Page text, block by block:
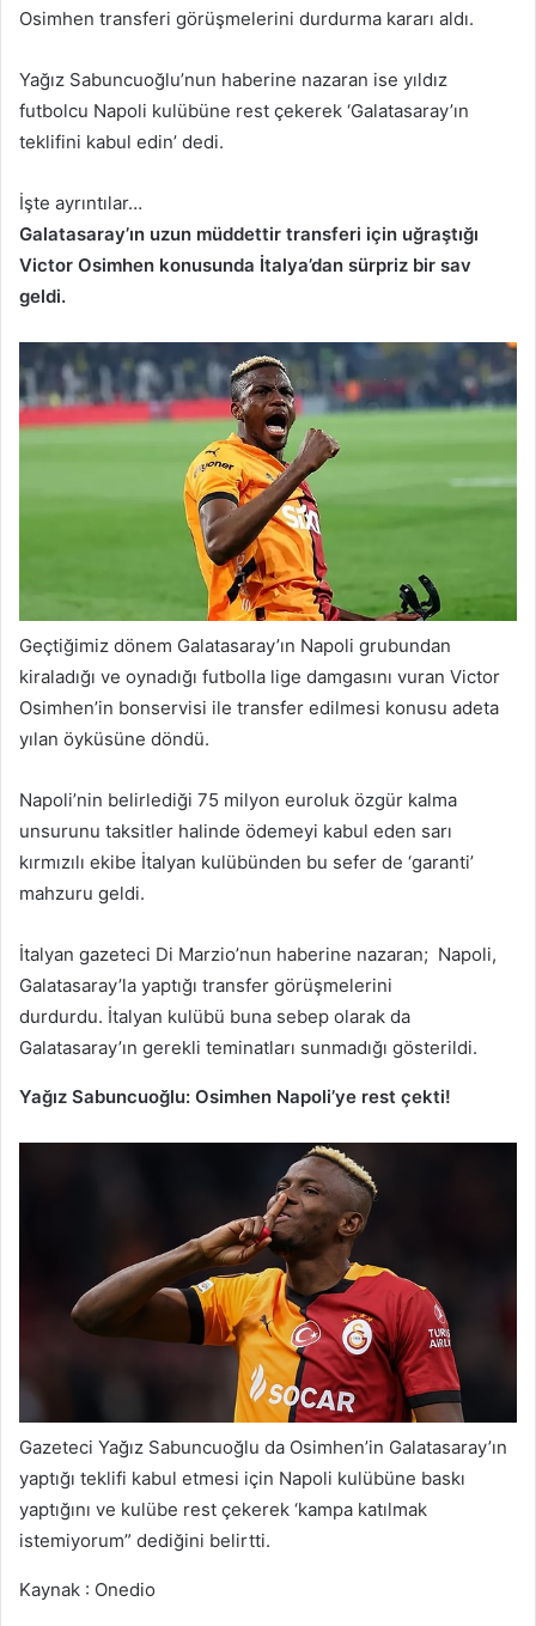
Osimhen transferi görüşmelerini durdurma kararı aldı.
Yağız Sabuncuoğlu’nun haberine nazaran ise yıldız
futbolcu Napoli kulübüne rest çekerek ‘Galatasaray’ın
teklifini kabul edin’ dedi.
İşte ayrıntılar…
Galatasaray’ın uzun müddettir transferi için uğraştığı
Victor Osimhen konusunda İtalya’dan sürpriz bir sav
geldi.
Geçtiğimiz dönem Galatasaray’ın Napoli grubundan
kiraladığı ve oynadığı futbolla lige damgasını vuran Victor
Osimhen’in bonservisi ile transfer edilmesi konusu adeta
yılan öyküsüne döndü.
Napoli’nin belirlediği 75 milyon euroluk özgür kalma
unsurunu taksitler halinde ödemeyi kabul eden sarı
kırmızılı ekibe İtalyan kulübünden bu sefer de ‘garanti’
mahzuru geldi.
İtalyan gazeteci Di Marzio’nun haberine nazaran; Napoli,
Galatasaray’la yaptığı transfer görüşmelerini
durdurdu. İtalyan kulübü buna sebep olarak da
Galatasaray’ın gerekli teminatları sunmadığı gösterildi.
Yağız Sabuncuoğlu: Osimhen Napoli’ye rest çekti!
Gazeteci Yağız Sabuncuoğlu da Osimhen’in Galatasaray’ın
yaptığı teklifi kabul etmesi için Napoli kulübüne baskı
yaptığını ve kulübe rest çekerek ‘kampa katılmak
istemiyorum” dediğini belirtti.
Kaynak : Onedio